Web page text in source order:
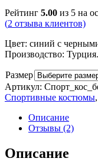
Рейтинг 5.00 из 5 на
(2 отзыва клиентов)
Цвет: синий с
Производство: Турция.
Размер
Артикул:
Спортивные костюмы,
Описание
Отзывы (2)
Описание